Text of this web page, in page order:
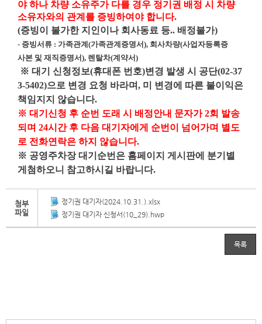
야 하나 차량 소유주가 다를 경우 정기권 배정 시 차량
소유자와의 관계를 증빙하여야 합니다.
(증빙이 불가한 지인이나 회사동료 등.. 배정불가)
- 증빙서류 : 가족관계 (가족관계증명서 ), 회사차량(사업자등록증
사본 및 재직증명서 ), 렌탈차(계약서 )
※ 대기 신청정보(휴대폰 번호)변경 발생 시 공단(02-37
3-5402)으로 변경 요청 바라며, 미 변경에 따른 불이익은
책임지지 않습니다.
※ 대기신청 후 순번 도래 시 배정안내 문자가2회 발송
되며 24시간 후 다음 대기자에게 순번이 넘어가며 별도
로 전화연락은 하지 않습니다.
※ 공영주차장 대기순번은 홈페이지 게시판에 분기별
게첨하오니 참고하시길 바랍니다.
첨부
파일
정기권 대기자(2024.10.31.).xlsx
정기권 대기자 신청서(10_29).hwp
목록